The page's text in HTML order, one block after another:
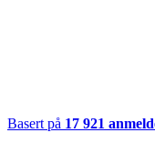
Basert på 17 921